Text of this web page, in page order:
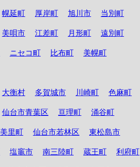
幌延町 厚岸町 旭川市 当別町
美唄市 江差町 月形町 遠別町
ニセコ町 比布町 美幌町
大衡村 多賀城市 川崎町 色麻町
仙台市青葉区 亘理町 涌谷町
美里町 仙台市若林区 東松島市
塩竈市 南三陸町 蔵王町 利府町